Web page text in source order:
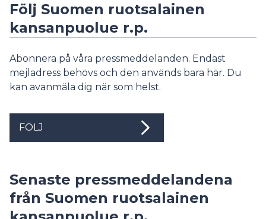
Följ Suomen ruotsalainen
kansanpuolue r.p.
Abonnera på våra pressmeddelanden. Endast
mejladress behövs och den används bara här. Du
kan avanmäla dig när som helst.
FÖLJ
Senaste pressmeddelandena
från Suomen ruotsalainen